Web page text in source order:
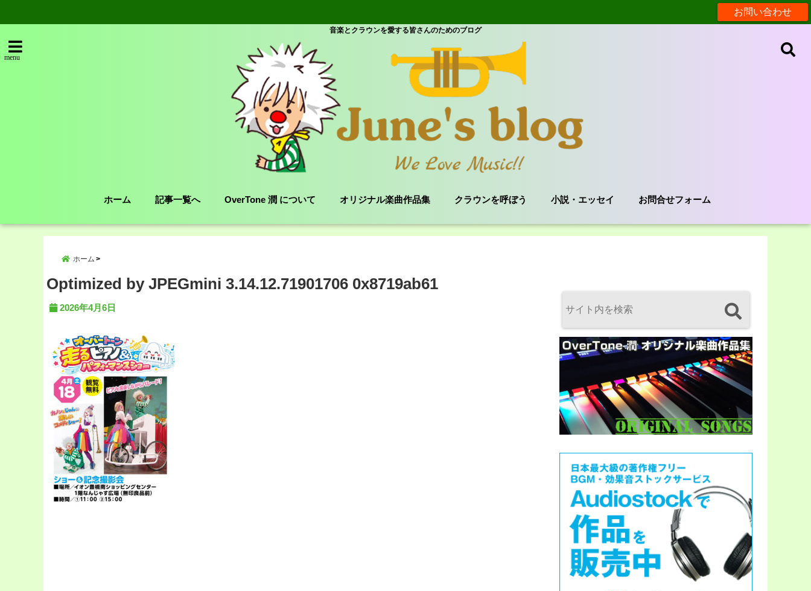
お問い合わせ
音楽とクラウンを愛する皆さんのためのブログ
menu
ホーム 記事一覧へ OverTone 潤 について オリジナル楽曲作品集 クラウンを呼ぼう 小説・エッセイ お問合せフォーム
ホーム
Optimized by JPEGmini 3.14.12.71901706 0x8719ab61
2026年4月6日